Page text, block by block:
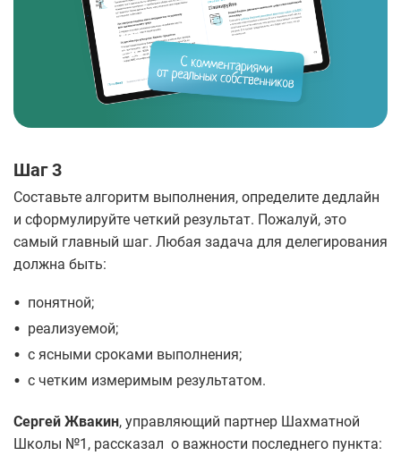
Шаг 3
Составьте алгоритм выполнения, определите дедлайн
и сформулируйте четкий результат. Пожалуй, это
самый главный шаг. Любая задача для делегирования
должна быть:
• понятной;
• реализуемой;
• с ясными сроками выполнения;
• с четким измеримым результатом.
Сергей Жвакин, управляющий партнер Шахматной
Школы №1, рассказал о важности последнего пункта: